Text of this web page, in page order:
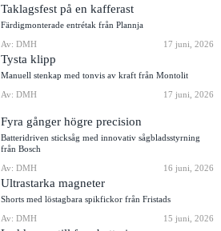
Taklagsfest på en kafferast
Färdigmonterade entrétak från Plannja
Av: DMH
17 juni, 2026
Tysta klipp
Manuell stenkap med tonvis av kraft från Montolit
Av: DMH
17 juni, 2026
Fyra gånger högre precision
Batteridriven sticksåg med innovativ sågbladsstyrning
från Bosch
Av: DMH
16 juni, 2026
Ultrastarka magneter
Shorts med löstagbara spikfickor från Fristads
Av: DMH
15 juni, 2026